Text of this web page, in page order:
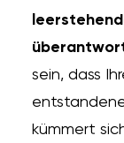
sein, dass
kümmert